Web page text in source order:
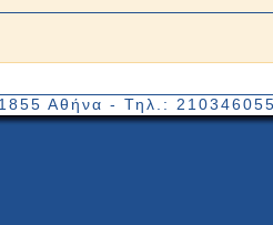
Αθήνα - Τηλ.: